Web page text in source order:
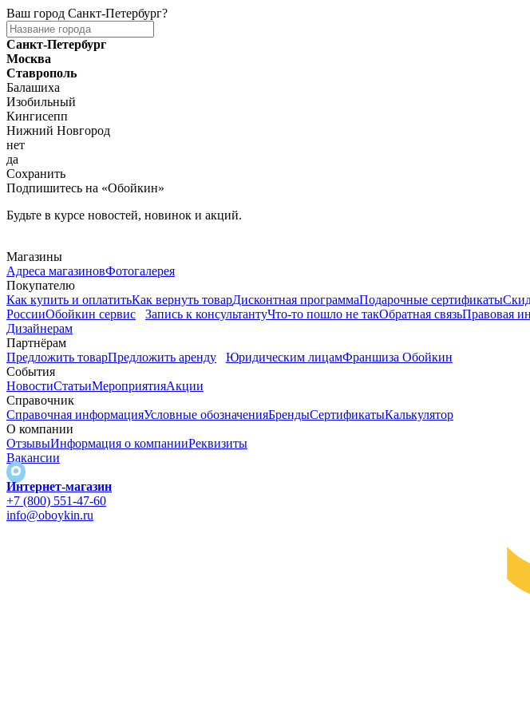
Ваш город Санкт-Петербург?
Санкт-Петербург
Москва
Ставрополь
Балашиха
Изобильный
Кингисепп
Нижний Новгород
нет
да
Сохранить
Подпишитесь на «Обойкин»
Будьте в курсе новостей, новинок и акций.
Магазины
Адреса магазиновФотогалерея
Покупателю
Как купить и оплатитьКак вернуть товарДисконтная программаПодарочные сертификаты
РоссииОбойкин сервис Запись к консультантуЧто-то пошло не такОбратная связьПравовая
Дизайнерам
Партнёрам
Предложить товарПредложить аренду Юридическим лицамФраншиза Обойкин
События
НовостиСтатьиМероприятияАкции
Справочник
Справочная информацияУсловные обозначенияБрендыСертификатыКалькулятор
О компании
ОтзывыИнформация о компанииРеквизиты
Вакансии
Интернет-магазин
+7 (800) 551-47-60
info@oboykin.ru